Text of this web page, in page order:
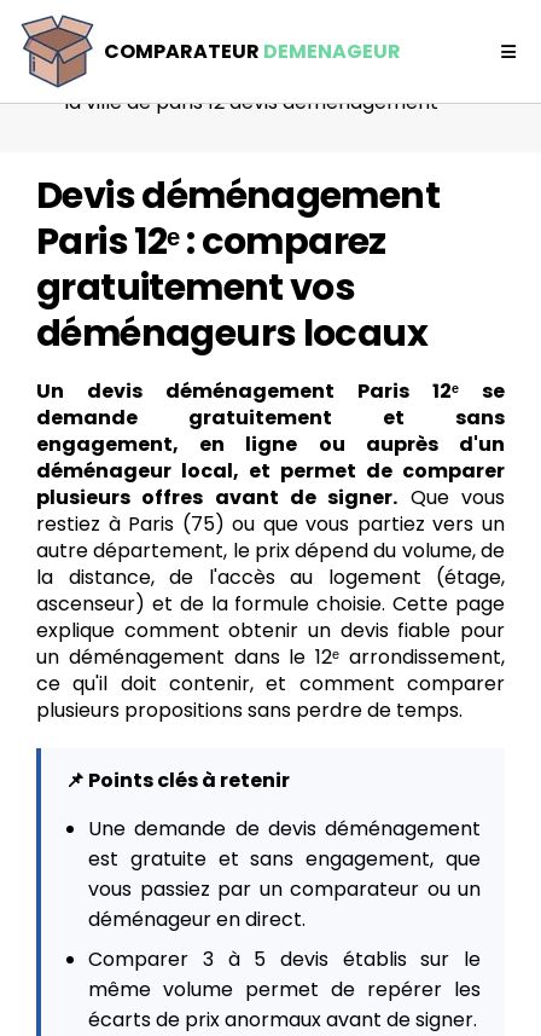
COMPARATEUR DEMENAGEUR
Comparateur déménageur
Ile de France
la ville de paris 12 devis demenagement
Devis déménagement
Paris 12ᵉ : comparez
gratuitement vos
déménageurs locaux
Un devis déménagement Paris 12ᵉ se
demande gratuitement et sans
engagement, en ligne ou auprès d'un
déménageur local, et permet de comparer
plusieurs offres avant de signer. Que vous
restiez à Paris (75) ou que vous partiez vers un
autre département, le prix dépend du volume, de
la distance, de l'accès au logement (étage,
ascenseur) et de la formule choisie. Cette page
explique comment obtenir un devis fiable pour
un déménagement dans le 12ᵉ arrondissement,
ce qu'il doit contenir, et comment comparer
plusieurs propositions sans perdre de temps.
📌 Points clés à retenir
Une demande de devis déménagement
est gratuite et sans engagement, que
vous passiez par un comparateur ou un
déménageur en direct.
Comparer 3 à 5 devis établis sur le
même volume permet de repérer les
écarts de prix anormaux avant de signer.